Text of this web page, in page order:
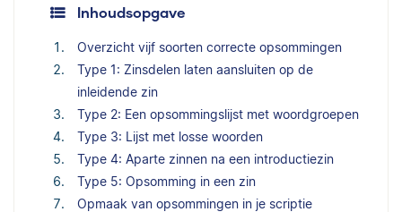
Inhoudsopgave
Overzicht vijf soorten correcte opsommingen
Type 1: Zinsdelen laten aansluiten op de
inleidende zin
Type 2: Een opsommingslijst met woordgroepen
Type 3: Lijst met losse woorden
Type 4: Aparte zinnen na een introductiezin
Type 5: Opsomming in een zin
Opmaak van opsommingen in je scriptie